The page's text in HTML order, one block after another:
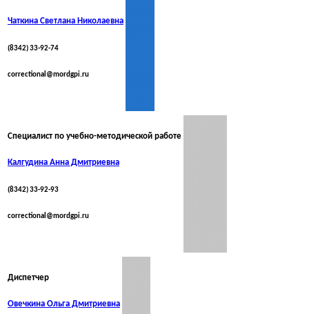
Чаткина Светлана Николаевна
(8342) 33-92-74
correctional@mordgpi.ru
Специалист по учебно-методической работе
Калгудина Анна Дмитриевна
(8342) 33-92-93
correctional@mordgpi.ru
Диспетчер
Овечкина Ольга Дмитриевна